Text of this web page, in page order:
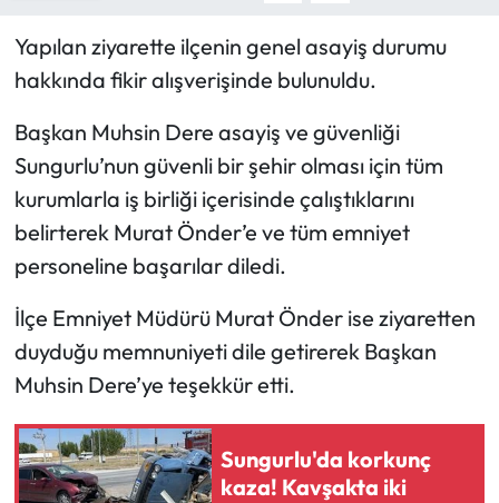
Yapılan ziyarette ilçenin genel asayiş durumu
hakkında fikir alışverişinde bulunuldu.
Başkan Muhsin Dere asayiş ve güvenliği
Sungurlu’nun güvenli bir şehir olması için tüm
kurumlarla iş birliği içerisinde çalıştıklarını
belirterek Murat Önder’e ve tüm emniyet
personeline başarılar diledi.
İlçe Emniyet Müdürü Murat Önder ise ziyaretten
duyduğu memnuniyeti dile getirerek Başkan
Muhsin Dere’ye teşekkür etti.
Sungurlu'da korkunç
kaza! Kavşakta iki
Kültür Sanat
Laçin Haberleri
Magazin
Mecitözü Haberleri
Oğuzlar Haberleri
Ortaköy Haberleri
Osmancık Haberleri
Otomotiv